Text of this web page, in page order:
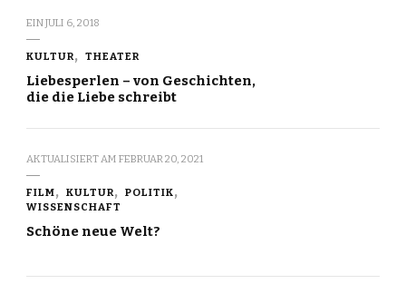
EINJULI 6, 2018
KULTUR THEATER
Liebesperlen – von Geschichten,
die die Liebe schreibt
AKTUALISIERT AM FEBRUAR 20, 2021
FILM KULTUR
POLITIK
WISSENSCHAFT
Schöne neue Welt?